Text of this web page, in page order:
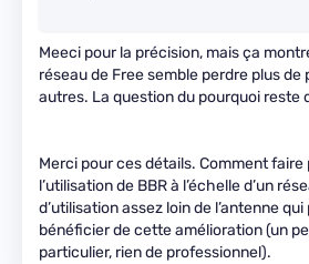
Meeci pour la précision, mais ça
réseau de Free semble perdre plus de
autres. La question du pourquoi reste
Merci pour ces détails. Comment faire
l’utilisation de BBR à l’échelle d’un
d’utilisation assez loin de l’antenne
bénéficier de cette amélioration (un
particulier, rien de professionnel).